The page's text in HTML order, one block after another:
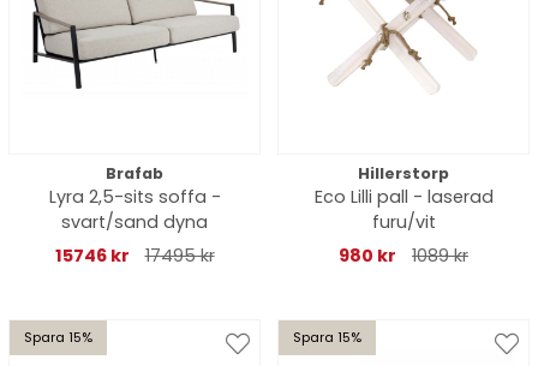
Brafab
Lyra 2,5-sits soffa -
svart/sand dyna
15746 kr
17495 kr
Hillerstorp
Eco Lilli pall - laserad
furu/vit
980 kr
1089 kr
Spara 15% Spara 15%